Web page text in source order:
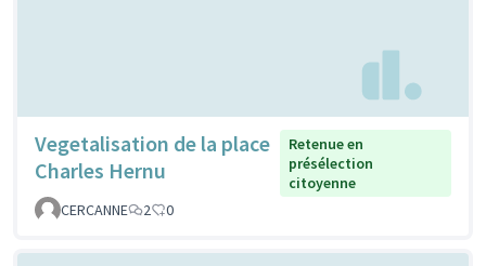
Vegetalisation de la place
Charles Hernu
Retenue en
présélection
citoyenne
CERCANNE
2 0